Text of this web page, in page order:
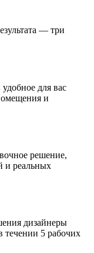
— три
для вас
и
решение,
и реальных
дизайнеры
5 рабочих